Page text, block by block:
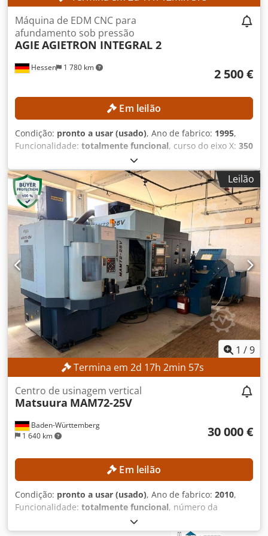
Dimensões e peso Dimensões (C × L × A): aprox. 2.215 ×
2.215 × 2.220 mm Peso da máquina: aprox. 3.600 kg
EQUIPAMENTO Enfiagem automática do fio
Hessen 1 780 km
Máquina de EDM CNC para
afundamento sob pressão
AGIE AGIETRON INTEGRAL 2
2 500 €
Em leilão
Condição: pronto a usar (usado), Ano de fabrico: 1995,
Funcionalidade: totalmente funcional, curso do eixo X: 350
250 mm, curso do eixo Z:
peso da peça de trabalho (máx.):400 kg, modelo de
controlador: AGIEMATIC T, Sem preço mínimo – venda
garantida ao maior lance! DETALHES TÉCNICOS Dodpfx
Aezpypnskwokr Curso do eixo X: 350 mm Curso do eixo Y:
250 mm Curso do eixo Z: 350 mm Velocidade rápida: aprox.
720 mm/min Eixos: 4 (X, Y, Z, C) Área de trabalho
Dimensões da mesa: 600 × 450 mm Dimensões máximas
da peça de trabalho: aprox. 860 × 620 × 350 mm Peso
máximo da peça de trabalho: 400 kg Peso máximo do
eletrodo: 100 kg Dimensões internas do recipiente de
trabalho: aprox. 830 × 590 × 350 mm Distância da mesa à
ponta do cabeçote: 170 – 520 mm DETALHES DA MÁQUINA
Controlo: AGIEMATIC T Gerador: AGIEPULS 60 Ligação à
rede: 400 V / 50 Hz Dimensões e peso Dimensões (C x L x
A): aprox. 3.000 × 1.700 × 2.580 mm Peso da máquina:
aprox. 2.550 kg
Leilão
1 /9
Termina em 2d 17h 2min 56s
Baden-Württemberg
1 640 km
Centro de usinagem vertical
Matsuura MAM72-25V
30 000 €
Em leilão
Condição: pronto a usar (usado), Ano de fabrico: 2010,
Funcionalidade: totalmente funcional, número da
, curso do eixo X:
do eixo Y:410 mm, curso do eixo Z:450 mm, velocidade do